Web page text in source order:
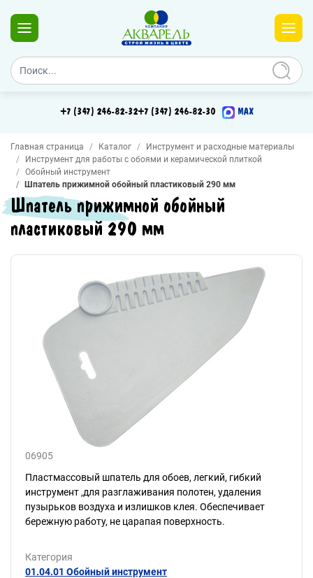
+7 (347) 246-82-32+7 (347) 246-82-30 MAX
Главная страница Каталог
Инструмент и расходные материалы
Инструмент для работы с обоями и керамической плиткой
Обойный инструмент
Шпатель прижимной обойный пластиковый 290 мм
Шпатель прижимной обойный
пластиковый 290 мм
06905
Пластмассовый шпатель для обоев, легкий, гибкий
инструмент ,для разглаживания полотен, удаления
пузырьков воздуха и излишков клея. Обеспечивает
бережную работу, не царапая поверхность.
Категория
01.04.01 Обойный инструмент